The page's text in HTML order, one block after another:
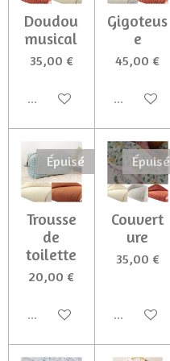
Doudou
musical
35,00 €
Épuisé
Gigoteus
e
45,00 €
Épuisé
Épuisé
Trousse
de
toilette
20,00 €
Épuisé
Épuisé
Couvert
ure
35,00 €
Épuisé